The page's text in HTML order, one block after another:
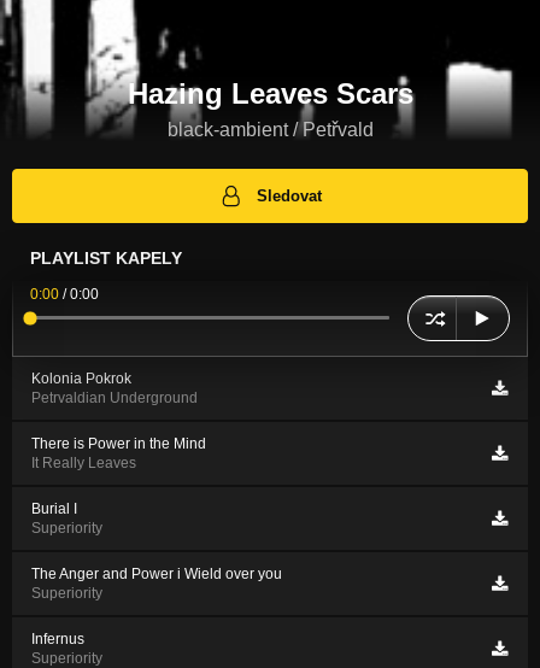
Hazing Leaves Scars
black-ambient / Petřvald
Sledovat
PLAYLIST KAPELY
0:00 /0:00
Kolonia Pokrok
Petrvaldian Underground
There is Power in the Mind
It Really Leaves
Burial I
Superiority
The Anger and Power i Wield over you
Superiority
Infernus
Superiority